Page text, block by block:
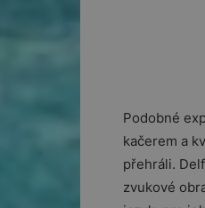
Podobné
kačerem a
přehráli.
zvukové